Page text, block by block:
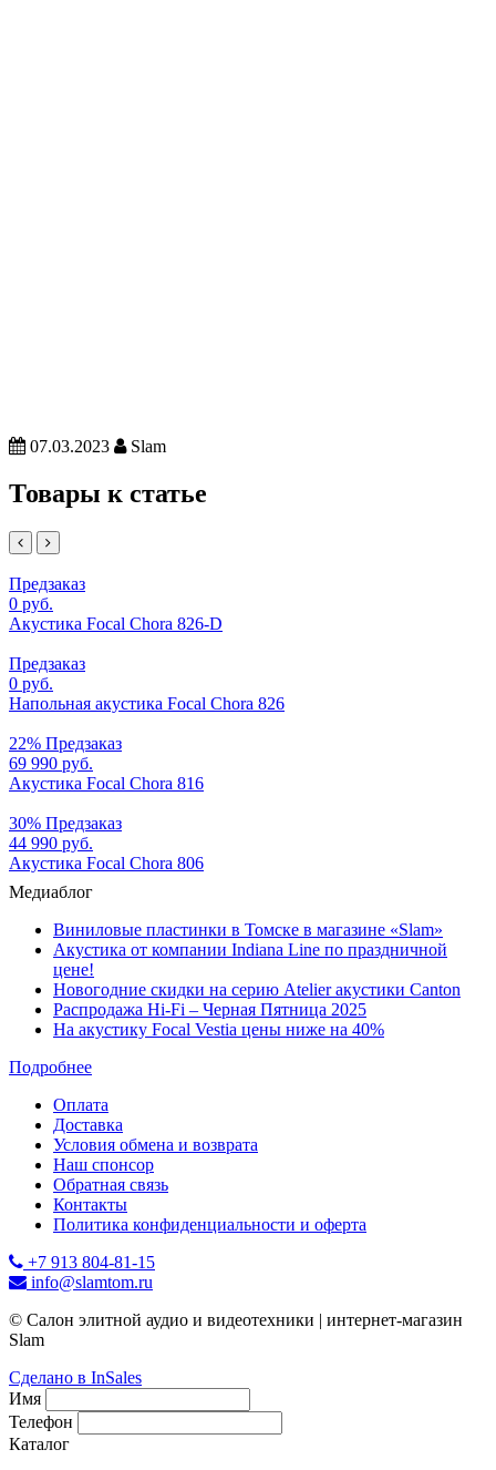
07.03.2023 Slam
Товары к статье
Предзаказ
0 руб.
Акустика Focal Chora 826-D
Предзаказ
0 руб.
Напольная акустика Focal Chora 826
22% Предзаказ
69 990 руб.
Акустика Focal Chora 816
30% Предзаказ
44 990 руб.
Акустика Focal Chora 806
Медиаблог
Виниловые пластинки в Томске в магазине «Slam»
Акустика от компании Indiana Line по праздничной
цене!
Новогодние скидки на серию Atelier акустики Canton
Распродажа Hi-Fi – Черная Пятница 2025
На акустику Focal Vestia цены ниже на 40%
Подробнее
Оплата
Доставка
Условия обмена и возврата
Наш спонсор
Обратная связь
Контакты
Политика конфиденциальности и оферта
+7 913 804-81-15
info@slamtom.ru
© Салон элитной аудио и видеотехники | интернет-магазин
Slam
Сделано в InSales
Имя
Телефон
Каталог